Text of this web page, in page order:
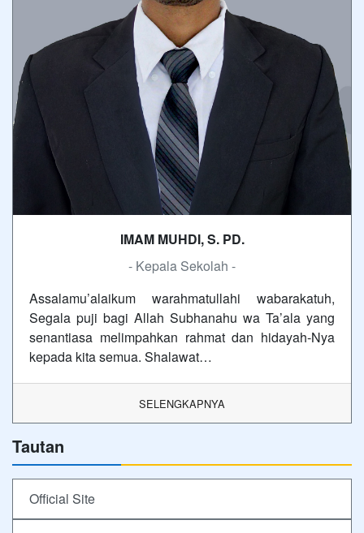
IMAM MUHDI, S. PD.
- Kepala Sekolah -
Assalamu’alaikum warahmatullahi wabarakatuh,
Segala puji bagi Allah Subhanahu wa Ta’ala yang
senantiasa melimpahkan rahmat dan hidayah-Nya
kepada kita semua. Shalawat…
SELENGKAPNYA
Tautan
Official Site